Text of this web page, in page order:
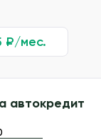
₽/мес.
автокредит